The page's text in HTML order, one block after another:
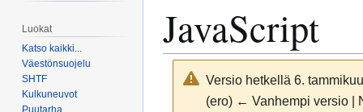
JavaScript
Versio hetkellä 6.
(ero) ← Vanhempi versio |
Luokat
Katso kaikki...
Väestönsuojelu
SHTF
Kulkuneuvot
Puutarha